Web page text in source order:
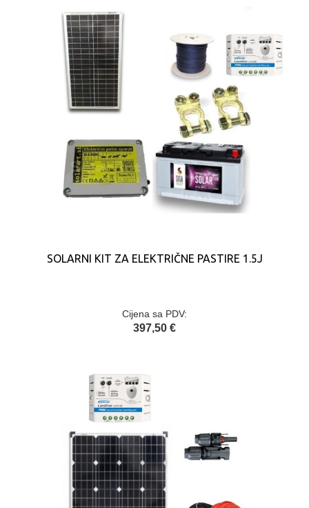
SOLARNI KIT ZA ELEKTRIČNE PASTIRE 1.5J
Cijena sa PDV:
397,50 €